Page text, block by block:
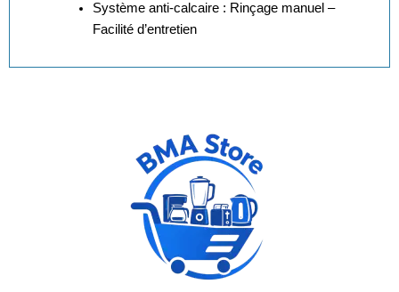
Système anti-calcaire : Rinçage manuel –
Facilité d’entretien